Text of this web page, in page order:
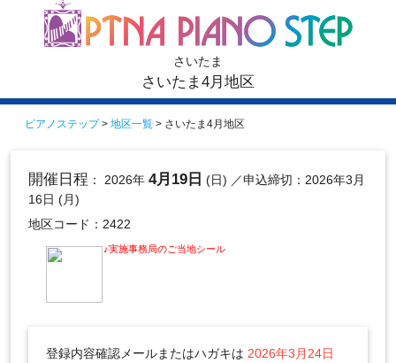
さいたま
さいたま4月地区
ピアノステップ> 地区一覧 > さいたま4月地区
開催日程 ： 2026年 4月19日 (日) ／申込締切：2026年3月
16日 (月)
地区コード：2422
♪実施事務局のご当地シール
登録内容確認メールまたはハガキは 2026年3月24日